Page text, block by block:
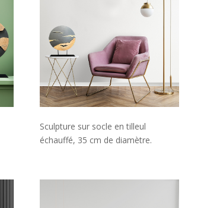
Sculpture sur socle en tilleul
échauffé, 35 cm de diamètre.